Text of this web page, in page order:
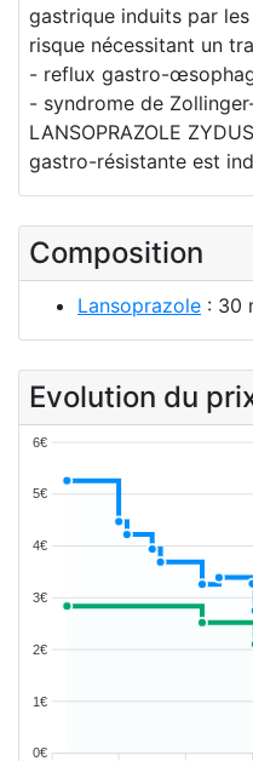
gastrique induits par
risque nécessitant un
- reflux gastro-
- syndrome de
LANSOPRAZOLE
gastro-résistante est
Composition
Lansoprazole : 30
Evolution du
6€
5€
4€
3€
2€
1€
0€